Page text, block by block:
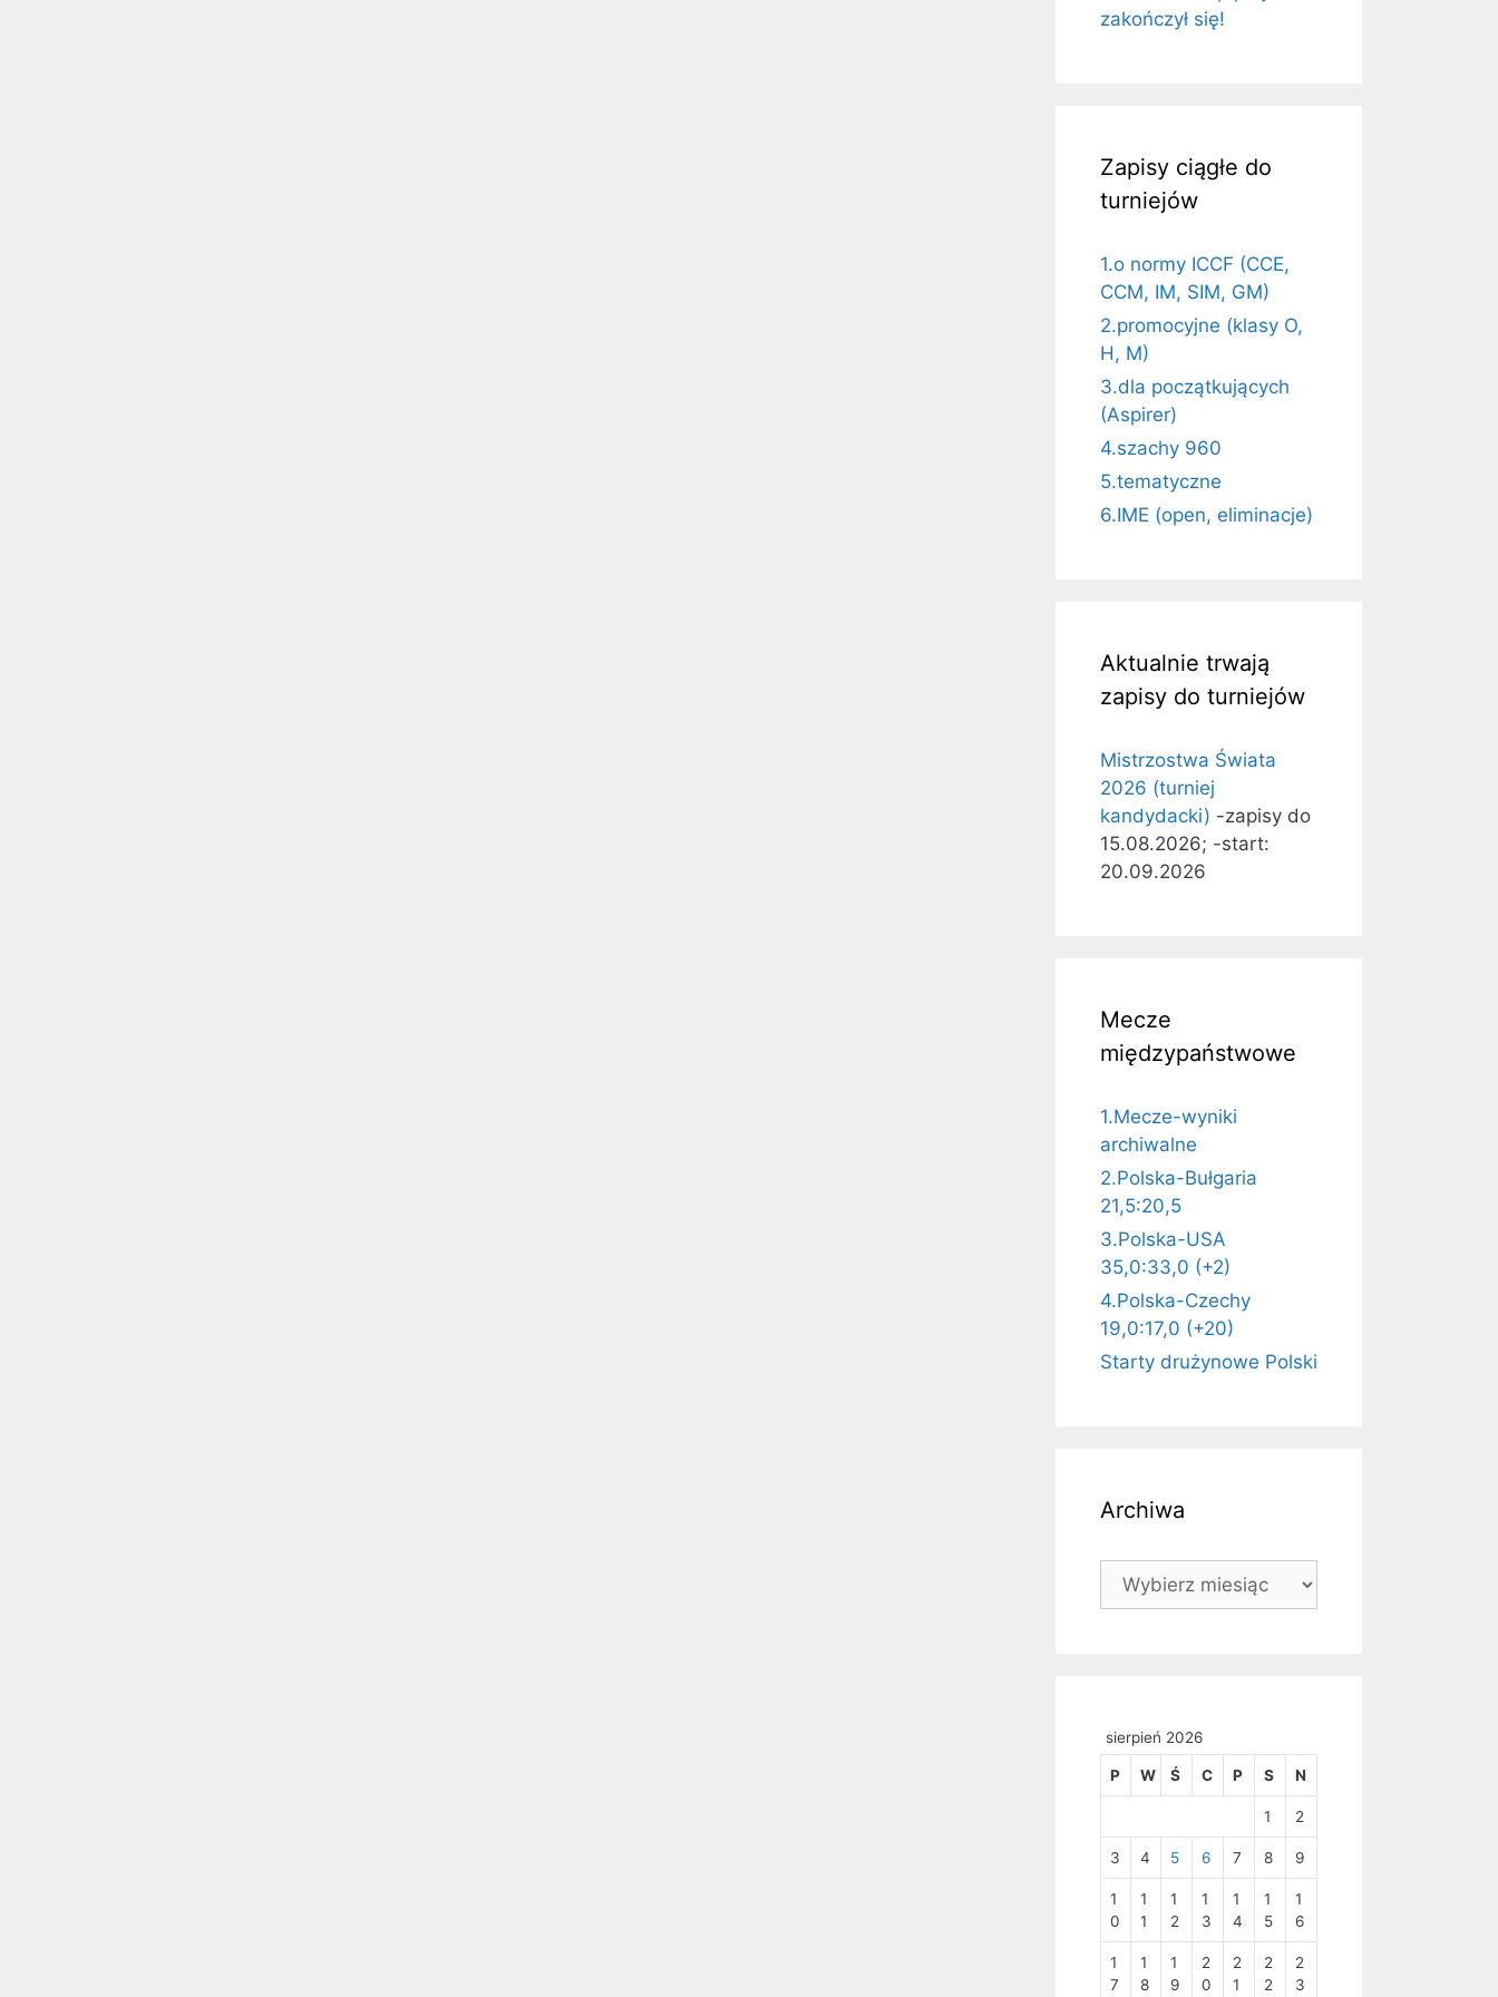
zakończył się!
Zapisy ciągłe do
turniejów
1.o normy ICCF (CCE,
CCM, IM, SIM, GM)
2.promocyjne (klasy O,
H, M)
3.dla początkujących
(Aspirer)
4.szachy 960
5.tematyczne
6.IME (open, eliminacje)
Aktualnie trwają
zapisy do turniejów
Mistrzostwa Świata
2026 (turniej
kandydacki) -zapisy do
15.08.2026; -start:
20.09.2026
Mecze
międzypaństwowe
1.Mecze-wyniki
archiwalne
2.Polska-Bułgaria
21,5:20,5
3.Polska-USA
35,0:33,0 (+2)
4.Polska-Czechy
19,0:17,0 (+20)
Starty drużynowe Polski
Archiwa
Archiwa
sierpień 2026
P W Ś C P S N
1 2
3 4 5 6 7 8 9
1
0
1
1
1
2
1
3
1
4
1
5
1
6
1
7
1
8
1
9
2
0
2
1
2
2
2
3